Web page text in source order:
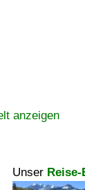
anzeigen
Unser